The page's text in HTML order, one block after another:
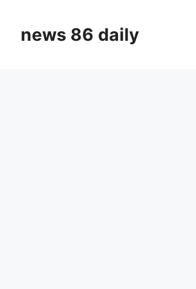
contentnews 86 daily